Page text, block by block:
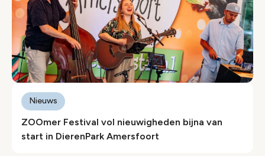
ZOOmer Festival vol nieuwigheden bijna van
start in DierenPark Amersfoort
Nieuws